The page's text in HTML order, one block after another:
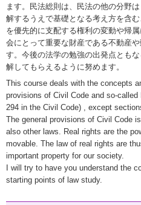
ます。民法総則は、民法の他の分野
解するうえで基礎となる考え方を含
を優先的に支配する権利の変動や帰
会にとって重要な財産である不動産
す。今後の法学の勉強の出発点とも
解してもらえるように努めます。
This course deals with the concepts
provisions of Civil Code and so-
294 in the Civil Code) , except
The general provisions of Civil Code
also other laws. Real rights are the
movable. The law of real rights are
important property for our society.
I will try to have you understand the
starting points of law study.